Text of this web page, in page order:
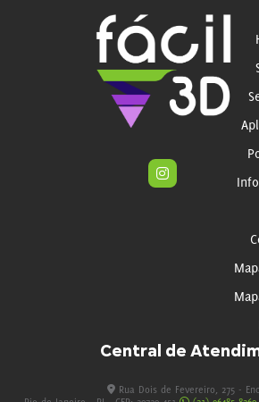
Central de
Rua Dois de Fevereiro, 275 -